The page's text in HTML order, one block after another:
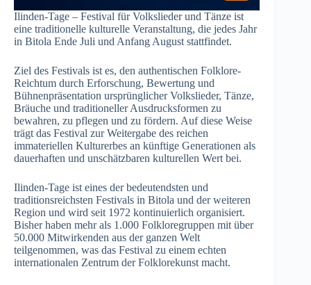
Ilinden-Tage – Festival für Volkslieder und Tänze ist
eine traditionelle kulturelle Veranstaltung, die jedes Jahr
in Bitola Ende Juli und Anfang August stattfindet.
Ziel des Festivals ist es, den authentischen Folklore-
Reichtum durch Erforschung, Bewertung und
Bühnenpräsentation ursprünglicher Volkslieder, Tänze,
Bräuche und traditioneller Ausdrucksformen zu
bewahren, zu pflegen und zu fördern. Auf diese Weise
trägt das Festival zur Weitergabe des reichen
immateriellen Kulturerbes an künftige Generationen als
dauerhaften und unschätzbaren kulturellen Wert bei.
Ilinden-Tage ist eines der bedeutendsten und
traditionsreichsten Festivals in Bitola und der weiteren
Region und wird seit 1972 kontinuierlich organisiert.
Bisher haben mehr als 1.000 Folkloregruppen mit über
50.000 Mitwirkenden aus der ganzen Welt
teilgenommen, was das Festival zu einem echten
internationalen Zentrum der Folklorekunst macht.